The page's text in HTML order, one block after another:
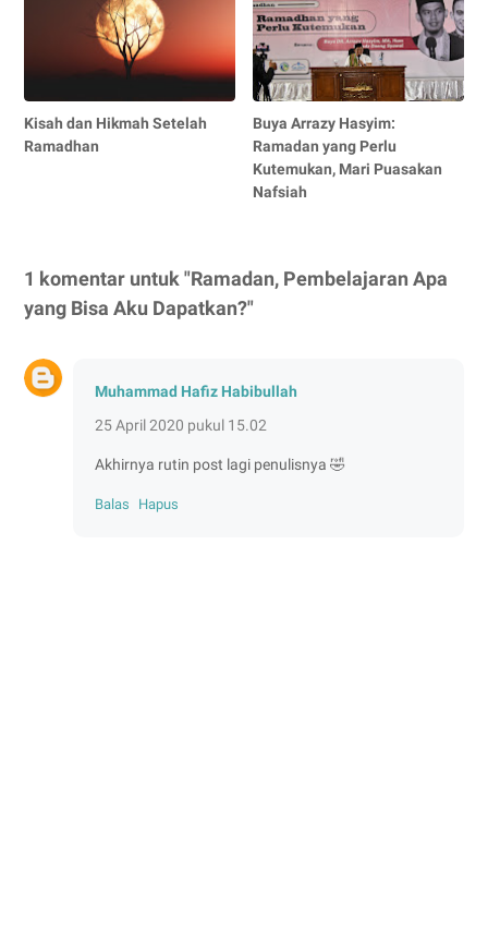
Kisah dan Hikmah Setelah
Ramadhan
Buya Arrazy Hasyim:
Ramadan yang Perlu
Kutemukan, Mari Puasakan
Nafsiah
1 komentar untuk "Ramadan, Pembelajaran Apa
yang Bisa Aku Dapatkan?"
Muhammad Hafiz Habibullah
25 April 2020 pukul 15.02
Akhirnya rutin post lagi penulisnya 🤣
Balas Hapus